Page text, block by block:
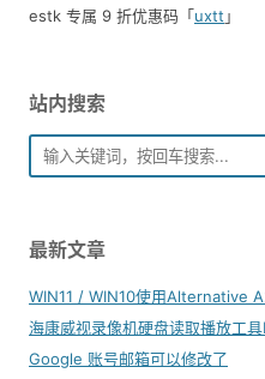
estk 专属 9 折优惠码「uxtt 」
站内搜索
最新文章
WIN11 / WIN10使用Alternative
海康威视录像机硬盘读取播放工
Google 账号邮箱可以修改了